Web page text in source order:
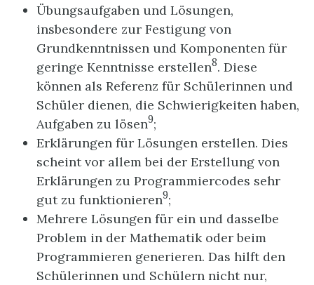
Übungsaufgaben und Lösungen,
insbesondere zur Festigung von
Grundkenntnissen und Komponenten für
geringe Kenntnisse erstellen8. Diese
können als Referenz für Schülerinnen und
Schüler dienen, die Schwierigkeiten haben,
Aufgaben zu lösen9;
Erklärungen für Lösungen erstellen. Dies
scheint vor allem bei der Erstellung von
Erklärungen zu Programmiercodes sehr
gut zu funktionieren9;
Mehrere Lösungen für ein und dasselbe
Problem in der Mathematik oder beim
Programmieren generieren. Das hilft den
Schülerinnen und Schülern nicht nur,